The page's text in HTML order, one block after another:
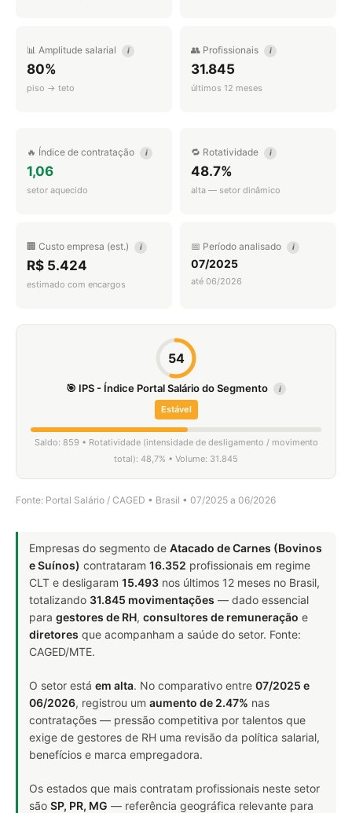
📊 Amplitude salarial i
80%
piso → teto
👥 Profissionais i
31.845
últimos 12 meses
🔥 Índice de contratação i
1,06
setor aquecido
🔁 Rotatividade i
48.7%
alta — setor dinâmico
🏢 Custo empresa (est.) i
R$ 5.424
estimado com encargos
📅 Período analisado i
07/2025
até 06/2026
54
🎯 IPS - Índice Portal Salário do Segmento i
Estável
Saldo: 859 • Rotatividade (intensidade de desligamento / movimento
total): 48,7% • Volume: 31.845
Fonte: Portal Salário / CAGED • Brasil • 07/2025 a 06/2026
Empresas do segmento de Atacado de Carnes (Bovinos
e Suínos) contrataram 16.352 profissionais em regime
CLT e desligaram 15.493 nos últimos 12 meses no Brasil,
totalizando 31.845 movimentações — dado essencial
para gestores de RH, consultores de remuneração e
diretores que acompanham a saúde do setor. Fonte:
CAGED/MTE.
O setor está em alta. No comparativo entre 07/2025 e
06/2026, registrou um aumento de 2.47% nas
contratações — pressão competitiva por talentos que
exige de gestores de RH uma revisão da política salarial,
benefícios e marca empregadora.
Os estados que mais contratam profissionais neste setor
são SP, PR, MG — referência geográfica relevante para